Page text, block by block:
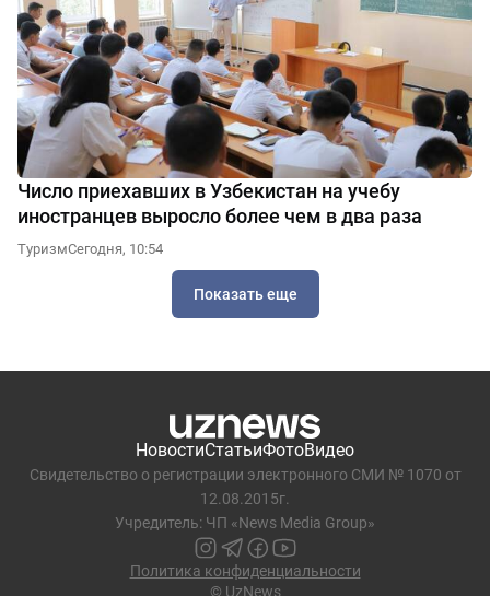
Число приехавших в Узбекистан на учебу
иностранцев выросло более чем в два раза
ТуризмСегодня, 10:54
Показать еще
НовостиСтатьиФотоВидео
Свидетельство о регистрации электронного СМИ № 1070 от
12.08.2015г.
Учредитель: ЧП «News Media Group»
Политика конфиденциальности
© UzNews